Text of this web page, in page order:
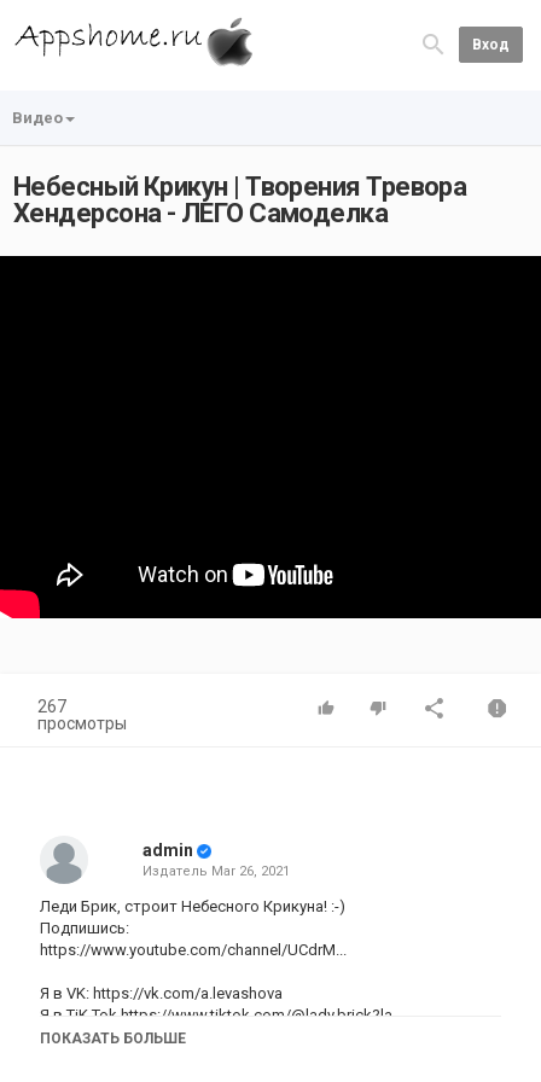
Вход
Видео
Небесный Крикун | Творения Тревора
Хендерсона - ЛЕГО Самоделка
267
просмотры
admin
Издатель Mar 26, 2021
Леди Брик, строит Небесного Крикуна! :-)
Подпишись:
https://www.youtube.com/channel/UCdrM...
Я в VK: https://vk.com/a.levashova
Я в TiK Tok https://www.tiktok.com/@lady.brick?la...​
Instagram:https://www.instagram.com/a_levashova/
ПОКАЗАТЬ БОЛЬШЕ